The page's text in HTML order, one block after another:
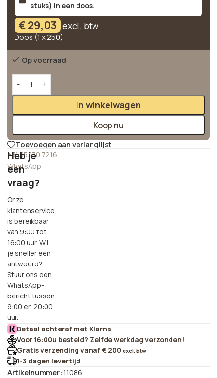
stuks) in een doos.
€29,03 excl. btw
Doos (1 x 250)
Op voorraad
In winkelwagen
Koop nu
Toevoegen aan verlanglijst
+31 85 130 7216
WhatsApp
Heb je
een
vraag?
Onze
klantenservice
is bereikbaar
van 9:00 tot
16:00 uur. Wil
je sneller een
antwoord?
Stuur ons een
WhatsApp-
bericht tussen
9:00 en 20:00
uur.
Betaal achteraf met Klarna
Voor 16:00u besteld? Zelfde werkdag verzonden!
Gratis verzending vanaf € 200 excl. btw
1-3 dagen levertijd
Artikelnummer:11086